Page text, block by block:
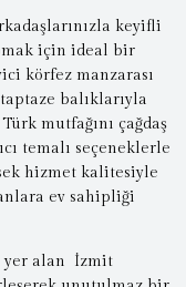
keyifli
için ideal bir
körfez manzarası
balıklarıyla
mutfağını çağdaş
temalı seçeneklerle
hizmet kalitesiyle
ev sahipliği
yer alan İzmit